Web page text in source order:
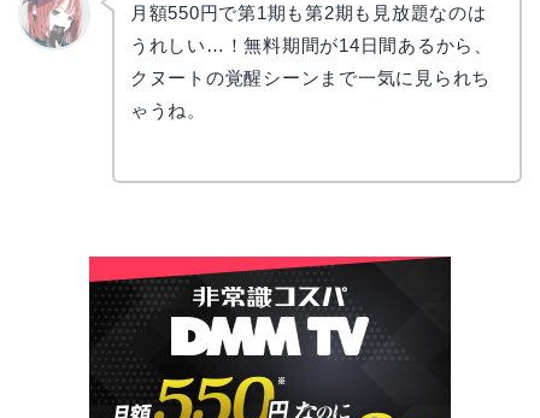
月額550円で第1期も第2期も見放題なのは
うれしい…！無料期間が14日間あるから、
クヌートの覚醒シーンまで一気に見られち
ゃうね。